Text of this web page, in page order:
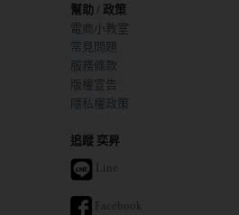
幫助 / 政策
電商小教室
常見問題
服務條款
版權宣告
隱私權政策
追蹤 奕昇
Line
Facebook